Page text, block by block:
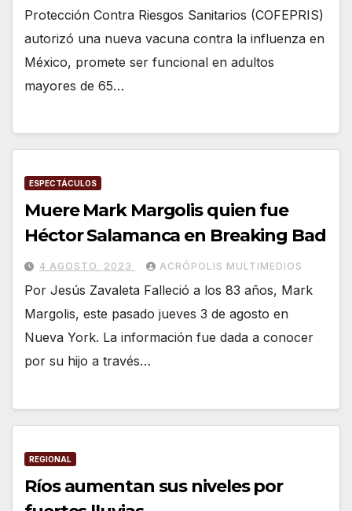
Protección Contra Riesgos Sanitarios (COFEPRIS)
autorizó una nueva vacuna contra la influenza en
México, promete ser funcional en adultos
mayores de 65…
ESPECTÁCULOS
Muere Mark Margolis quien fue
Héctor Salamanca en Breaking Bad
4 AGOSTO, 2023 ACRÓPOLIS MULTIMEDIOS
Por Jesús Zavaleta Falleció a los 83 años, Mark
Margolis, este pasado jueves 3 de agosto en
Nueva York. La información fue dada a conocer
por su hijo a través…
REGIONAL
Ríos aumentan sus niveles por